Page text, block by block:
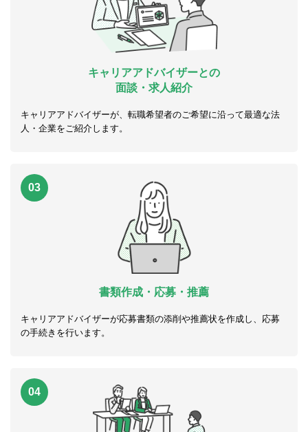
キャリアアドバイザーとの
面談・求人紹介
キャリアアドバイザーが、転職希望者のご希望に沿って最適な法
人・企業をご紹介します。
03
書類作成・応募・推薦
キャリアアドバイザーが応募書類の添削や推薦状を作成し、応募
の手続きを行います。
04